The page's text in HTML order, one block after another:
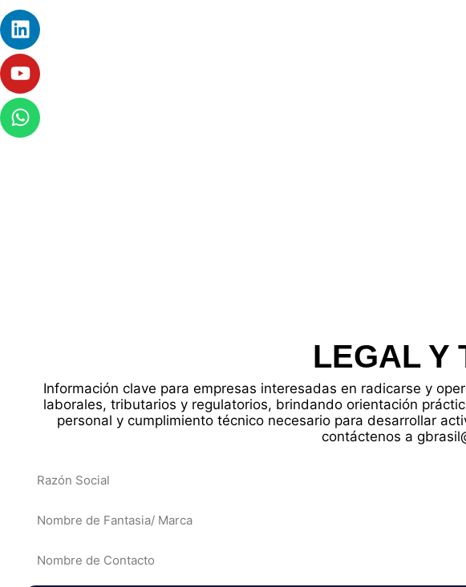
LEGAL Y
Información clave para empresas interesadas en radicarse y
laborales, tributarios y regulatorios, brindando orientación
personal y cumplimiento técnico necesario para desarrollar
contáctenos a